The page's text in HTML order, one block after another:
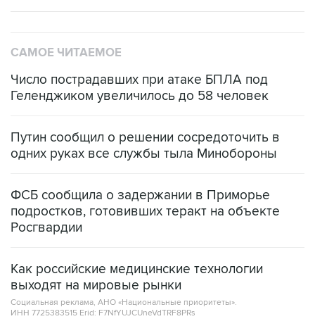
САМОЕ ЧИТАЕМОЕ
Число пострадавших при атаке БПЛА под
Геленджиком увеличилось до 58 человек
Путин сообщил о решении сосредоточить в
одних руках все службы тыла Минобороны
ФСБ сообщила о задержании в Приморье
подростков, готовивших теракт на объекте
Росгвардии
Как российские медицинские технологии
выходят на мировые рынки
Социальная реклама, АНО «Национальные приоритеты».
ИНН 7725383515 Erid: F7NfYUJCUneVdTRF8PRs